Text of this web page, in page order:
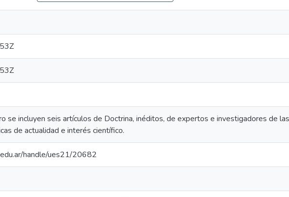
se incluyen seis artículos de Doctrina, inéditos, de expertos e investigadores de
de actualidad e interés científico.
handle/ues21/20682